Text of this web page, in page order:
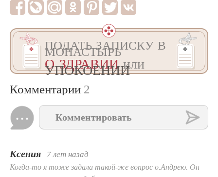
ПОДАТЬ ЗАПИСКУ В
МОНАСТЫРЬ
О ЗДРАВИИили
УПОКОЕНИИ
Комментарии 2
Комментировать
Ксения 7 лет назад
Когда-то я тоже задала такой-же вопрос о.Андрею. Он